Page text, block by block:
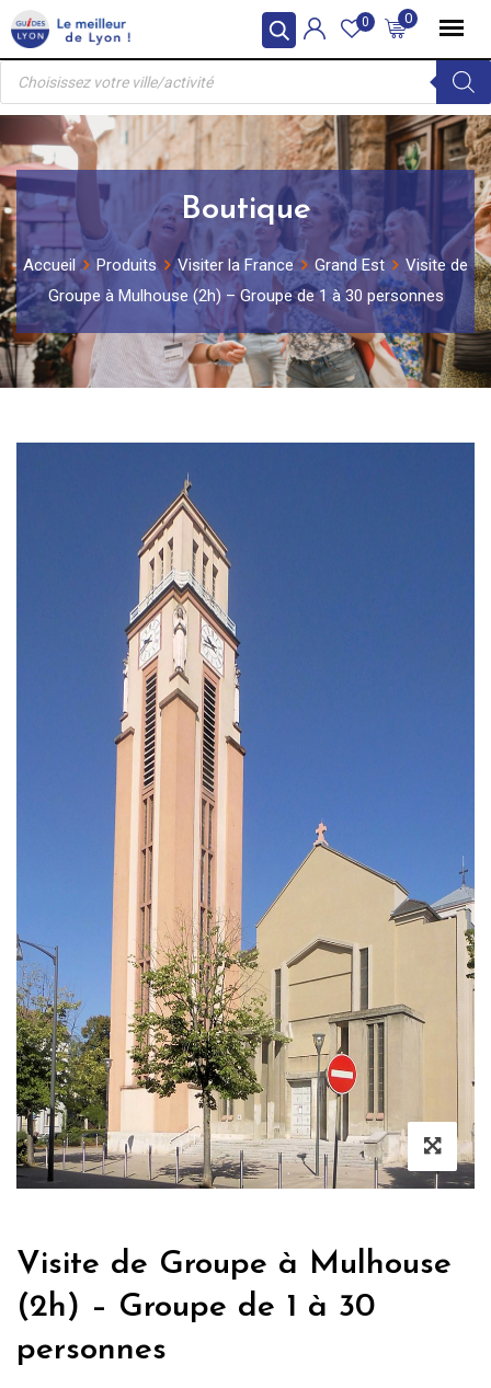
Skip
to
content
0
0
Recherche
produits
Boutique
Accueil Produits Visiter la France Grand Est
Visite de
Groupe à Mulhouse (2h) – Groupe de 1 à 30 personnes
Visite de Groupe à Mulhouse
(2h) – Groupe de 1 à 30
personnes